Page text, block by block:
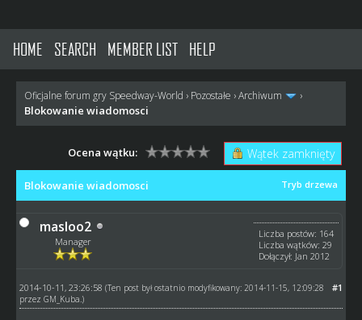
HOME SEARCH MEMBER LIST HELP
Oficjalne forum gry Speedway-World › Pozostałe ›Archiwum ›
Blokowanie wiadomosci
Wątek zamknięty
Ocena wątku:
Tryb drzewa
Blokowanie wiadomosci
masloo2
Manager
Liczba postów: 164
Liczba wątków: 29
Dołączył: Jan 2012
#1
2014-10-11, 23:26:58 (Ten post był ostatnio modyfikowany: 2014-11-15, 12:09:28
przez GM_Kuba .)